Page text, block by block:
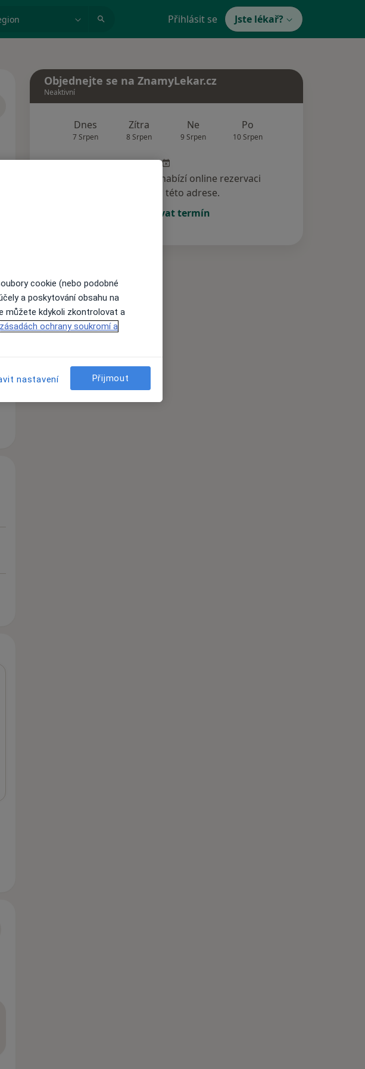
Přihlásit se Jste lékař?
Objednejte se na ZnamyLekar.cz
Neaktivní
Dnes
7 Srpen
Zítra
8 Srpen
Ne
9 Srpen
Po
10 Srpen
Tento specialista nenabízí online rezervaci
termínu na této adrese.
Rezervovat termín
cookie (nebo podobné
a poskytování obsahu na
můžete kdykoli zkontrolovat a
zásadách ochrany soukromí a
nastavení Přijmout